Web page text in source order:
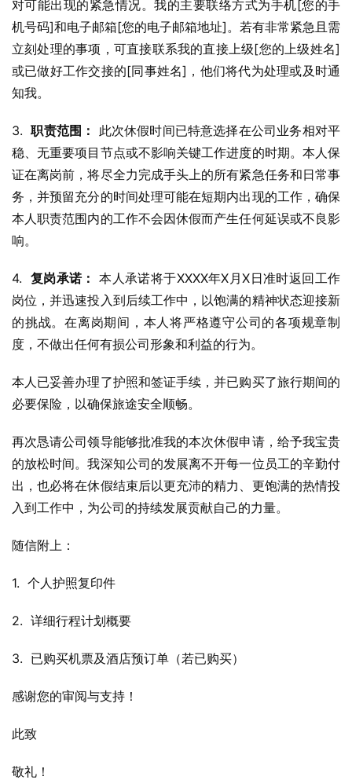
对可能出现的紧急情况。我的主要联络方式为手机[您的手
机号码]和电子邮箱[您的电子邮箱地址]。若有非常紧急且需
立刻处理的事项，可直接联系我的直接上级[您的上级姓名]
或已做好工作交接的[同事姓名]，他们将代为处理或及时通
知我。
3. 职责范围：
此次休假时间已特意选择在公司业务相对平
稳、无重要项目节点或不影响关键工作进度的时期。本人保
证在离岗前，将尽全力完成手头上的所有紧急任务和日常事
务，并预留充分的时间处理可能在短期内出现的工作，确保
本人职责范围内的工作不会因休假而产生任何延误或不良影
响。
4. 复岗承诺： 本人承诺将于XXXX年X月X日准时返回工作
岗位，并迅速投入到后续工作中，以饱满的精神状态迎接新
的挑战。在离岗期间，本人将严格遵守公司的各项规章制
度，不做出任何有损公司形象和利益的行为。
本人已妥善办理了护照和签证手续，并已购买了旅行期间的
必要保险，以确保旅途安全顺畅。
再次恳请公司领导能够批准我的本次休假申请，给予我宝贵
的放松时间。我深知公司的发展离不开每一位员工的辛勤付
出，也必将在休假结束后以更充沛的精力、更饱满的热情投
入到工作中，为公司的持续发展贡献自己的力量。
随信附上：
1.  个人护照复印件
2.  详细行程计划概要
3.  已购买机票及酒店预订单（若已购买）
感谢您的审阅与支持！
此致
敬礼！